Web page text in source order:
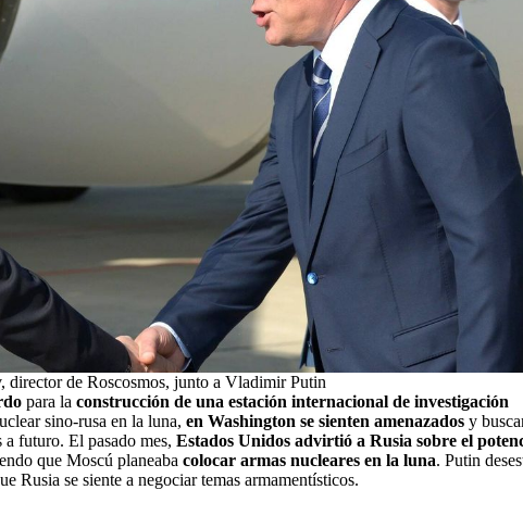
director de Roscosmos, junto a Vladimir Putin
para la construcción de una estación internacional de investigación
sino-rusa en la luna, en Washington se sienten amenazados y
a futuro. El pasado mes, Estados Unidos advirtió a Rusia sobre el
que Moscú planeaba colocar armas nucleares en la luna. Putin
Rusia se siente a negociar temas armamentísticos.